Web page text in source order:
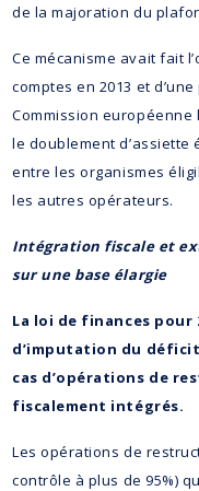
de la majoration du
Ce mécanisme avait fait
comptes en 2013 et
Commission européenne
le doublement
entre les organismes
les autres opérateurs.
Intégration fiscale et
sur une base élargie
La loi de finances
d’imputation du
cas d’opérations de
fiscalement intégrés.
Les opérations de
contrôle à plus de 95%)